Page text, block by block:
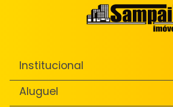
Institucional
Aluguel